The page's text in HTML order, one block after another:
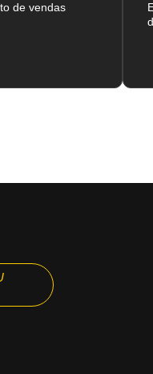
de vendas